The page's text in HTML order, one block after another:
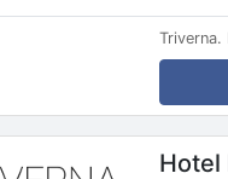
Triverna.
Hotel